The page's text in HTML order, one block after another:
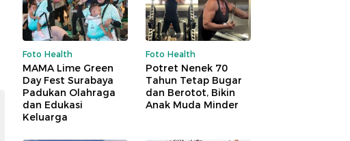
Foto Health
MAMA Lime Green
Day Fest Surabaya
Padukan Olahraga
dan Edukasi
Keluarga
Foto Health
Potret Nenek 70
Tahun Tetap Bugar
dan Berotot, Bikin
Anak Muda Minder